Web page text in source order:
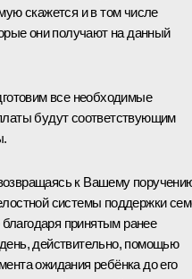
скажется и в том числе
они получают на данный
все необходимые
будут соответствующим
к Вашему
системы поддержки
принятым ранее
действительно, помощью
ожидания ребёнка до его